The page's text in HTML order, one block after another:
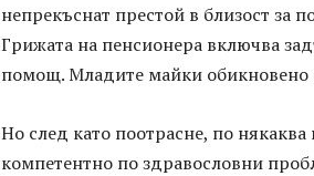
непрекъснат престой в близост за
Грижата на пенсионера включва
помощ. Младите майки обикновено
Но след като поотрасне, по
компетентно по здравословни